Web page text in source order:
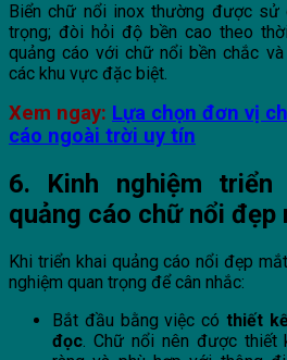
Biển chữ nổi inox thường được
trọng; đòi hỏi độ bền cao theo
quảng cáo với chữ nổi bền chắc
các khu vực đặc biệt.
Xem ngay: Lựa chọn đơn vị
cáo ngoài trời uy tín
6. Kinh nghiệm triển
quảng cáo chữ nổi đẹp
Khi triển khai quảng cáo nổi đẹp
nghiệm quan trọng để cân nhắc:
Bắt đầu bằng việc có thiết
đọc. Chữ nổi nên được thiết